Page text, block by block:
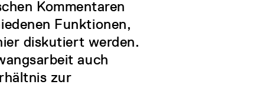
Kommentaren
Funktionen,
diskutiert werden.
auch
zur